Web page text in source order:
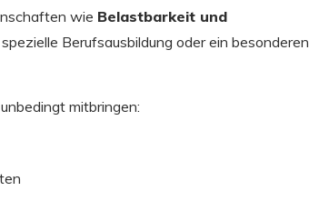
wie Belastbarkeit und
Berufsausbildung oder ein besonderen
mitbringen: